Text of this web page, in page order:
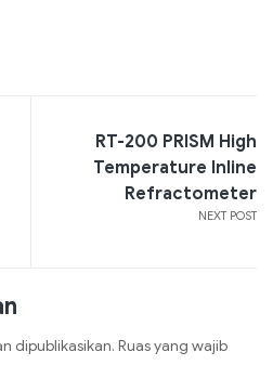
NEXT POST
RT-200 PRISM High
Temperature Inline
Refractometer
dipublikasikan. Ruas yang wajib